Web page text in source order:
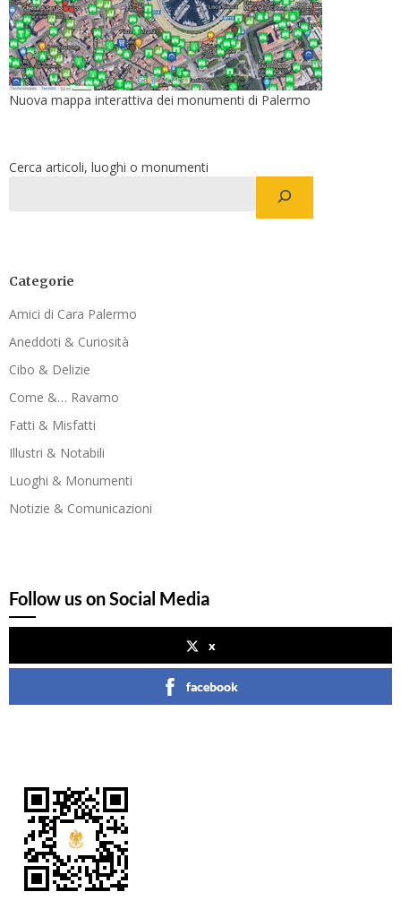
Nuova mappa interattiva dei monumenti di Palermo
Cerca articoli, luoghi o monumenti
Categorie
Amici di Cara Palermo
Aneddoti & Curiosità
Cibo & Delizie
Come &… Ravamo
Fatti & Misfatti
Illustri & Notabili
Luoghi & Monumenti
Notizie & Comunicazioni
Follow us on Social Media
x
facebook